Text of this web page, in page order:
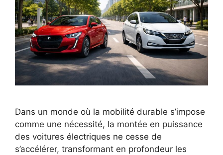
Dans un monde où la mobilité durable s’impose
comme une nécessité, la montée en puissance
des voitures électriques ne cesse de
s’accélérer, transformant en profondeur les